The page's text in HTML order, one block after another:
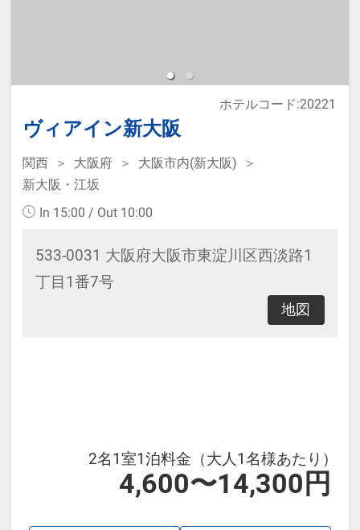
設へのメッセージ」に人数と年齢を
必ず入力して下さい。
◆宿泊税が必要な場合、現地払いと
なります。
ヴィアイン新大阪
ホテルコード:20221
関西 大阪府
大阪市内(新大阪)
新大阪・江坂
In 15:00 / Out 10:00
533-0031 大阪府大阪市東淀川区西淡路1
丁目1番7号
地図
2名1室1泊料金（大人1名様あたり）
4,600〜14,300円